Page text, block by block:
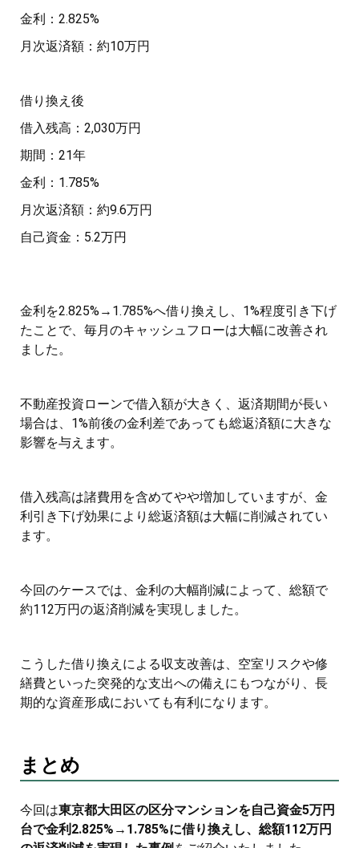
金利：2.825%
月次返済額：約10万円
借り換え後
借入残高：2,030万円
期間：21年
金利：1.785%
月次返済額：約9.6万円
自己資金：5.2万円
金利を2.825%→1.785%へ借り換えし、1%程度引き下げ
たことで、毎月のキャッシュフローは大幅に改善され
ました。
不動産投資ローンで借入額が大きく、返済期間が長い
場合は、1%前後の金利差であっても総返済額に大きな
影響を与えます。
借入残高は諸費用を含めてやや増加していますが、金
利引き下げ効果により総返済額は大幅に削減されてい
ます。
今回のケースでは、金利の大幅削減によって、総額で
約112万円の返済削減を実現しました。
こうした借り換えによる収支改善は、空室リスクや修
繕費といった突発的な支出への備えにもつながり、長
期的な資産形成においても有利になります。
まとめ
今回は東京都大田区の区分マンションを自己資金5万円
台で金利2.825%→1.785%に借り換えし、総額112万円